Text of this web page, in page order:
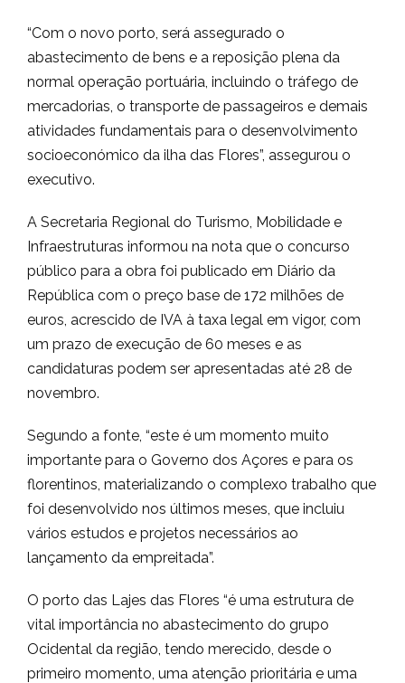
“Com o novo porto, será assegurado o
abastecimento de bens e a reposição plena da
normal operação portuária, incluindo o tráfego de
mercadorias, o transporte de passageiros e demais
atividades fundamentais para o desenvolvimento
socioeconómico da ilha das Flores”, assegurou o
executivo.
A Secretaria Regional do Turismo, Mobilidade e
Infraestruturas informou na nota que o concurso
público para a obra foi publicado em Diário da
República com o preço base de 172 milhões de
euros, acrescido de IVA à taxa legal em vigor, com
um prazo de execução de 60 meses e as
candidaturas podem ser apresentadas até 28 de
novembro.
Segundo a fonte, “este é um momento muito
importante para o Governo dos Açores e para os
florentinos, materializando o complexo trabalho que
foi desenvolvido nos últimos meses, que incluiu
vários estudos e projetos necessários ao
lançamento da empreitada”.
O porto das Lajes das Flores “é uma estrutura de
vital importância no abastecimento do grupo
Ocidental da região, tendo merecido, desde o
primeiro momento, uma atenção prioritária e uma